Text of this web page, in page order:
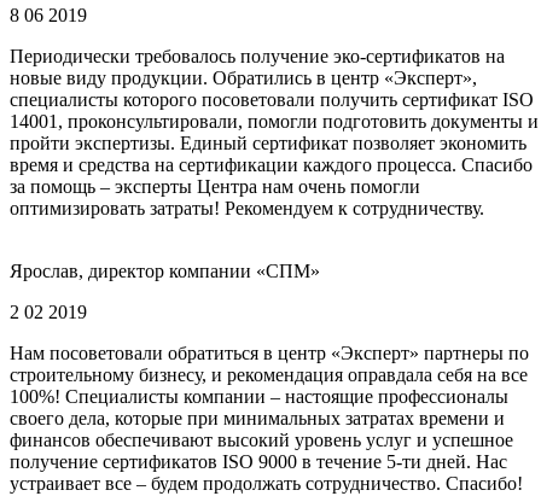
8 06 2019
Периодически требовалось получение эко-сертификатов на
новые виду продукции. Обратились в центр «Эксперт»,
специалисты которого посоветовали получить сертификат ISO
14001, проконсультировали, помогли подготовить документы и
пройти экспертизы. Единый сертификат позволяет экономить
время и средства на сертификации каждого процесса. Спасибо
за помощь – эксперты Центра нам очень помогли
оптимизировать затраты! Рекомендуем к сотрудничеству.
Ярослав, директор компании «СПМ»
2 02 2019
Нам посоветовали обратиться в центр «Эксперт» партнеры по
строительному бизнесу, и рекомендация оправдала себя на все
100%! Специалисты компании – настоящие профессионалы
своего дела, которые при минимальных затратах времени и
финансов обеспечивают высокий уровень услуг и успешное
получение сертификатов ISO 9000 в течение 5-ти дней. Нас
устраивает все – будем продолжать сотрудничество. Спасибо!